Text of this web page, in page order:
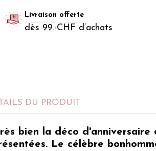
Livraison offerte
dès 99.-CHF d’achats
DU PRODUIT
bien la déco d'
Le célèbre